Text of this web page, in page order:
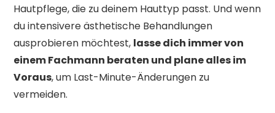
Hautpflege, die zu deinem Hauttyp passt. Und wenn
du intensivere ästhetische Behandlungen
ausprobieren möchtest, lasse dich immer von
einem Fachmann beraten und plane alles im
Voraus, um Last-Minute-Änderungen zu
vermeiden.